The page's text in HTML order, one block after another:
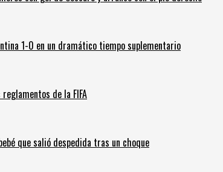
1-0 en un dramático tiempo suplementario
de la FIFA
que salió despedida tras un choque